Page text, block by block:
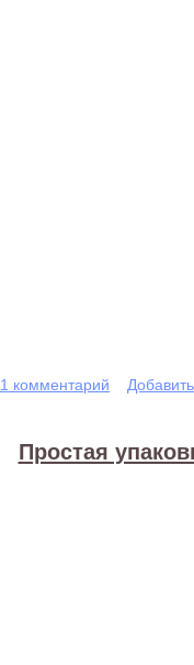
1 комментарий
Простая